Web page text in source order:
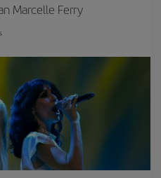
Marcelle Ferry